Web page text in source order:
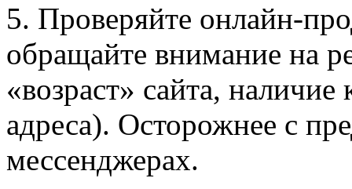
5. Проверяйте онлайн-
обращайте внимание на
«возраст» сайта,
адреса). Осторожнее с
мессенджерах.